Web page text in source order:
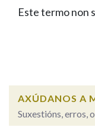
Facebook
TwitterYoutube
BUSCAR NOS
Remata por
Este termo non
AXÚDANOS A
Suxestións, erros,